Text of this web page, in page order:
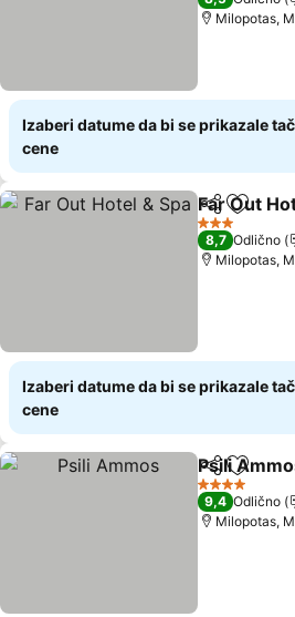
Milopotas,
Izaberi datume da bi se prikazale
cene
Deli Dodati
Far Out
3 Zvezdice
8,7 Odlično
Milopotas,
Izaberi datume da bi se prikazale
cene
Deli Dodati
Psili
4 Zvezdice
9,4 Odlično
Milopotas,